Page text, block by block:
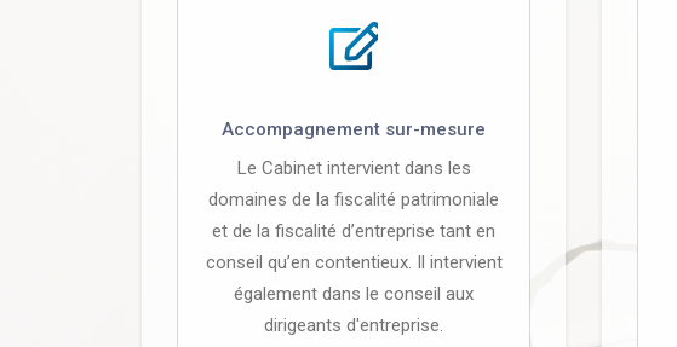
Accompagnement sur-mesure
Le Cabinet intervient dans les
domaines de la fiscalité patrimoniale
et de la fiscalité d’entreprise tant en
conseil qu’en contentieux. Il intervient
également dans le conseil aux
dirigeants d'entreprise.